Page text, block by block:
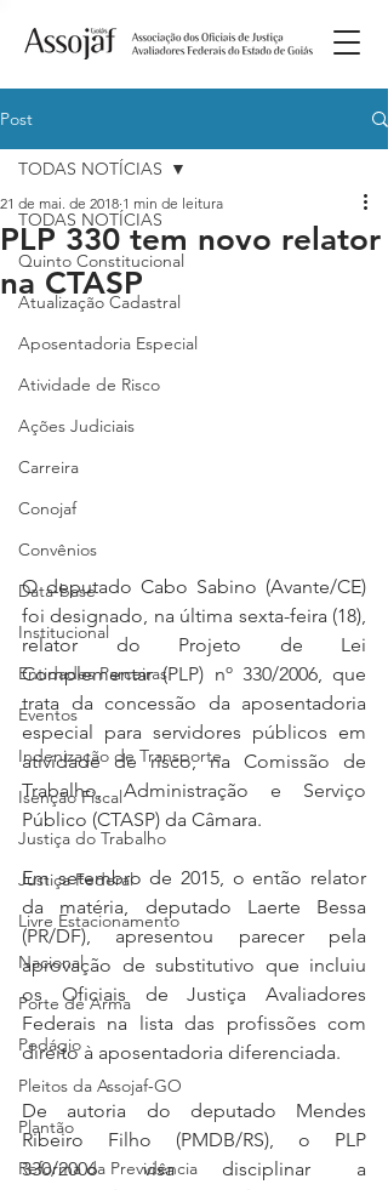
Post
TODAS NOTÍCIAS
Quinto Constitucional
Atualização Cadastral
Aposentadoria Especial
Atividade de Risco
Ações Judiciais
Carreira
Conojaf
Convênios
Data-base
Institucional
Entidades Parceiras
Eventos
Indenização de Transporte
Isenção Fiscal
Justiça do Trabalho
Justiça Federal
Livre Estacionamento
Nacional
Porte de Arma
Pedágio
Pleitos da Assojaf-GO
Plantão
Reforma da Previdência
TODAS NOTÍCIAS
PLP 330 tem novo relator
na CTASP
21 de mai. de 2018 1 min de leitura
O deputado Cabo Sabino (Avante/CE)
foi designado, na última sexta-feira (18),
relator do Projeto de Lei
Complementar (PLP) nº 330/2006, que
trata da concessão da aposentadoria
especial para servidores públicos em
atividade de risco, na Comissão de
Trabalho, Administração e Serviço
Público (CTASP) da Câmara.
Em setembro de 2015, o então relator
da matéria, deputado Laerte Bessa
(PR/DF), apresentou parecer pela
aprovação de substitutivo que incluiu
os Oficiais de Justiça Avaliadores
Federais na lista das profissões com
direito à aposentadoria diferenciada.
De autoria do deputado Mendes
Ribeiro Filho (PMDB/RS), o PLP
330/2006 visa disciplinar a